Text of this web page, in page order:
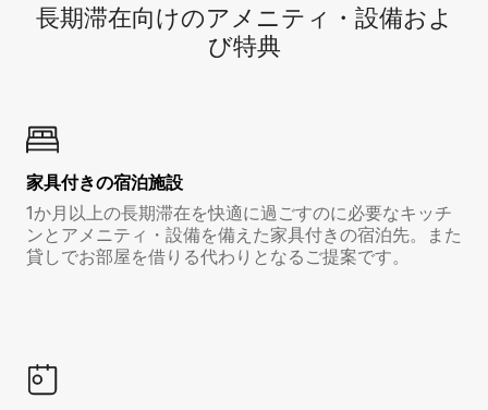
長期滞在向け⁠のア⁠メ⁠ニ⁠テ⁠ィ⁠・設⁠備⁠およ
び特⁠典
家具付き⁠の宿⁠泊⁠施⁠設
1か月以上の長期滞在を快適に過ごすのに必要なキッチ
ンとアメニティ・設備を備えた家具付きの宿泊先。また
貸しでお部屋を借りる代わりとなるご提案です。